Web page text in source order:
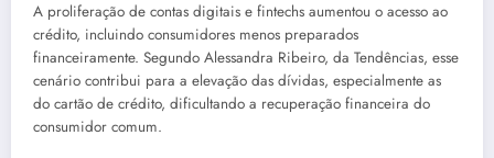
A proliferação de contas digitais e fintechs aumentou o acesso ao
crédito, incluindo consumidores menos preparados
financeiramente. Segundo Alessandra Ribeiro, da Tendências, esse
cenário contribui para a elevação das dívidas, especialmente as
do cartão de crédito, dificultando a recuperação financeira do
consumidor comum.